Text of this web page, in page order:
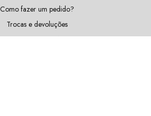
Como fazer um pedido?
Trocas e devoluções
Doações e patrocínios